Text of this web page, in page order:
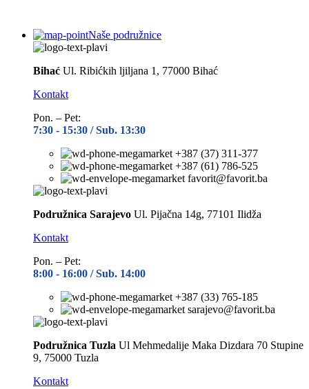
Naše podružnice
Bihać Ul. Ribićkih ljiljana 1, 77000 Bihać
Kontakt
Pon. – Pet:
7:30 - 15:30 / Sub. 13:30
+387 (37) 311-377
+387 (61) 786-525
favorit@favorit.ba
Podružnica Sarajevo Ul. Pijačna 14g, 77101 Ilidža
Kontakt
Pon. – Pet:
8:00 - 16:00 / Sub. 14:00
+387 (33) 765-185
sarajevo@favorit.ba
Podružnica Tuzla Ul Mehmedalije Maka Dizdara 70 Stupine
9, 75000 Tuzla
Kontakt